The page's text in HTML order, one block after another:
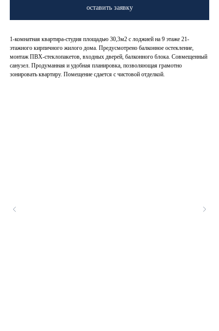
оставить заявку
1-комнатная квартира-студия площадью 30,3м2 с лоджией на 9 этаже 21-
этажного кирпичного жилого дома. Предусмотрено балконное остекление,
монтаж ПВХ-стеклопакетов, входных дверей, балконного блока. Совмещенный
санузел. Продуманная и удобная планировка, позволяющая грамотно
зонировать квартиру. Помещение сдается с чистовой отделкой.